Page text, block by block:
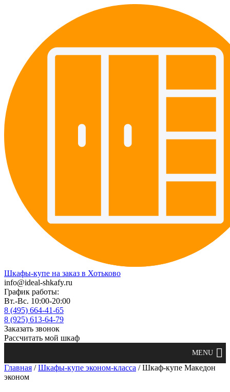
Шкафы-купе на заказ в Хотьково
info@ideal-shkafy.ru
График работы:
Вт.-Вс. 10:00-20:00
8 (495) 664-41-65
8 (925) 613-64-79
Заказать звонок
Рассчитать мой шкаф
Главная /Шкафы-купе эконом-класса / Шкаф-купе Македон
эконом